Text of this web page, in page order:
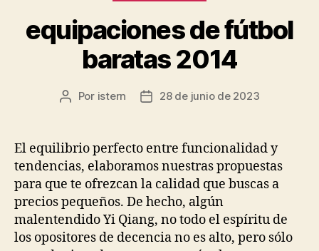
equipaciones de fútbol
baratas 2014
Autor
entrada
Por istern
Fecha
entrada
28 de junio de 2023
El equilibrio perfecto entre funcionalidad y
tendencias, elaboramos nuestras propuestas
para que te ofrezcan la calidad que buscas a
precios pequeños. De hecho, algún
malentendido Yi Qiang, no todo el espíritu de
los opositores de decencia no es alto, pero sólo